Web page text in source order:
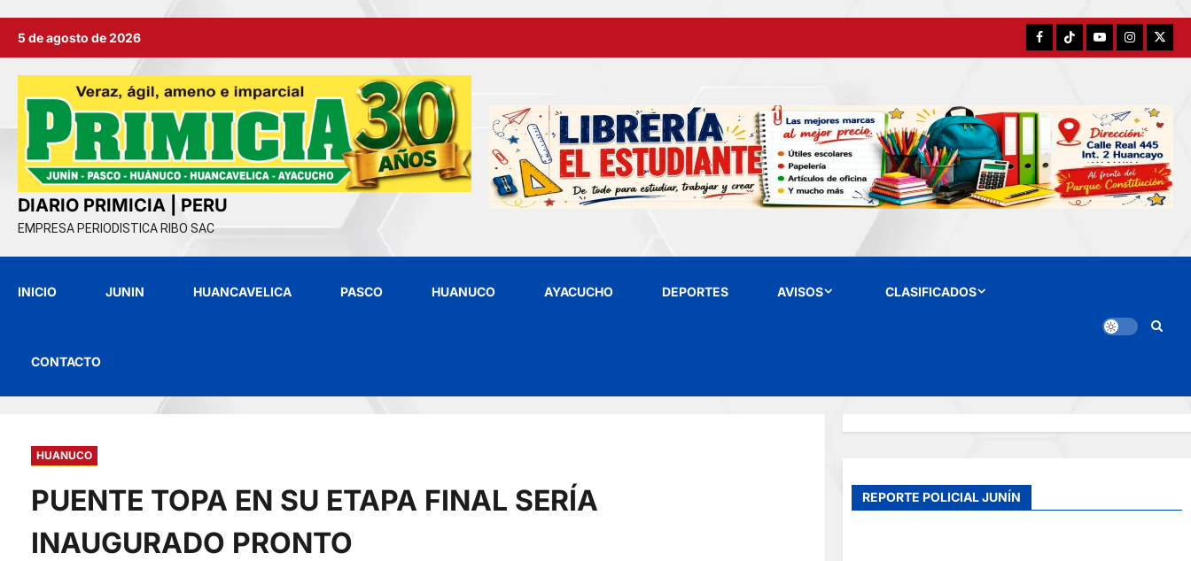
5 de agosto de 2026 FacebookTikTokYouTubeInstagram
X
DIARIO PRIMICIA | PERU
EMPRESA PERIODISTICA RIBO SAC
INICIO JUNIN HUANCAVELICA PASCO HUANUCO AYACUCHO DEPORTES AVISOS CLASIFICADOS
CONTACTO
HUANUCO
PUENTE TOPA EN SU ETAPA FINAL SERÍA
INAUGURADO PRONTO
REPORTE POLICIAL JUNÍN